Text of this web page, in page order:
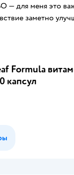
— для меня это
заметно
Formula
капсул